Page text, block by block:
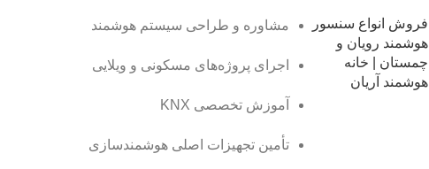
فروش انواع سنسور
هوشمند رویان و
چمستان | خانه
هوشمند آریان
مشاوره و طراحی سیستم هوشمند
اجرای پروژه‌های مسکونی و ویلایی
آموزش تخصصی KNX
تأمین تجهیزات اصلی هوشمندسازی